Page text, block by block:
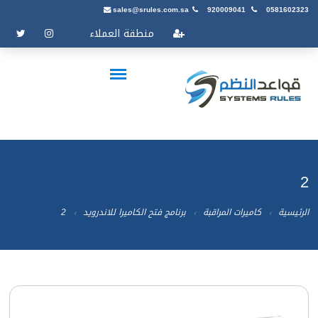
sales@srules.com.sa 920009041 0581602323
منطقة العملاء
2
الرئيسية كاميرات المراقبة برنامج فتح الكاميرا للاندرويد 2